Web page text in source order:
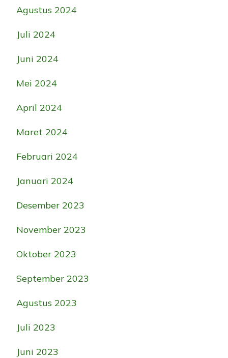
Agustus 2024
Juli 2024
Juni 2024
Mei 2024
April 2024
Maret 2024
Februari 2024
Januari 2024
Desember 2023
November 2023
Oktober 2023
September 2023
Agustus 2023
Juli 2023
Juni 2023